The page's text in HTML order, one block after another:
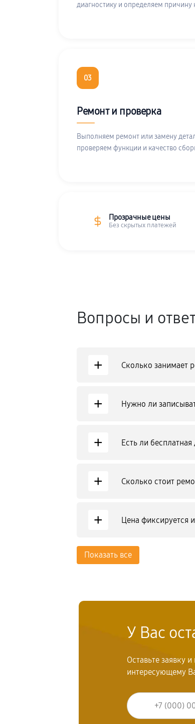
диагностику и определяем причину
03
Ремонт и проверка
Выполняем ремонт или замену
проверяем функции и качество
Прозрачные цены
Без скрытых платежей
Вопросы и
+ Сколько занимает
+ Нужно ли
+ Есть ли бесплатная
+ Сколько стоит
+ Цена фиксируется
Показать все
У Вас
Оставьте заявку
интересующему